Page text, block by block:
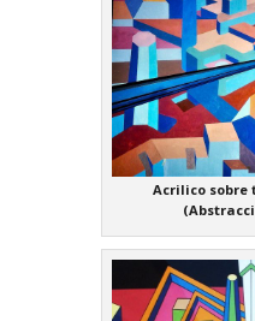
Acrilico sobre